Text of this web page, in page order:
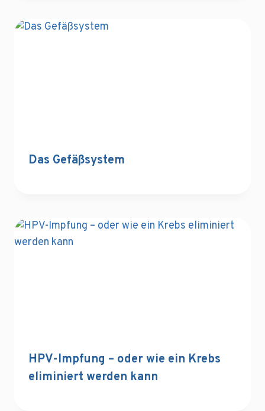
Das Gefäßsystem
HPV-Impfung – oder wie ein Krebs
eliminiert werden kann